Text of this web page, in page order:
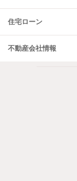
住宅ローン
不動産会社情報